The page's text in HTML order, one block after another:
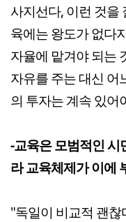
사지선다, 이런 것을
육에는 왕도가 없다
자율에 맡겨야 되는
자유를 주는 대신 어
의 투자는 계속 있어
-교육은 모범적인 시
라 교육체제가 이에
"독일이 비교적 괜